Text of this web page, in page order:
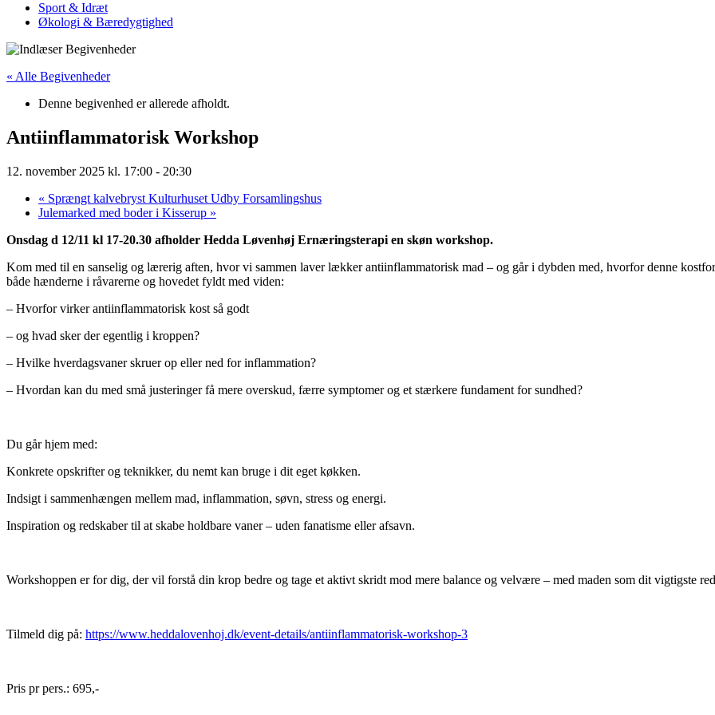
Sport & Idræt
Økologi & Bæredygtighed
« Alle Begivenheder
Denne begivenhed er allerede afholdt.
Antiinflammatorisk Workshop
12. november 2025 kl. 17:00 - 20:30
« Sprængt kalvebryst Kulturhuset Udby Forsamlingshus
Julemarked med boder i Kisserup »
Onsdag d 12/11 kl 17-20.30 afholder Hedda Løvenhøj Ernæringsterapi en skøn workshop.
Kom med til en sanselig og lærerig aften, hvor vi sammen laver lækker antiinflammatorisk mad – og går i dybden med, hvorfor denne
både hænderne i råvarerne og hovedet fyldt med viden:
– Hvorfor virker antiinflammatorisk kost så godt
– og hvad sker der egentlig i kroppen?
– Hvilke hverdagsvaner skruer op eller ned for inflammation?
– Hvordan kan du med små justeringer få mere overskud, færre symptomer og et stærkere fundament for sundhed?
Du går hjem med:
Konkrete opskrifter og teknikker, du nemt kan bruge i dit eget køkken.
Indsigt i sammenhængen mellem mad, inflammation, søvn, stress og energi.
Inspiration og redskaber til at skabe holdbare vaner – uden fanatisme eller afsavn.
Workshoppen er for dig, der vil forstå din krop bedre og tage et aktivt skridt mod mere balance og velvære – med maden som dit vigtigste
Tilmeld dig på: https://www.heddalovenhoj.dk/event-details/antiinflammatorisk-workshop-3
Pris pr pers.: 695,-